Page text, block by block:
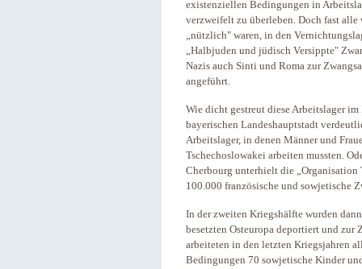
existenziellen Bedingungen in
verzweifelt zu überleben. Doch fast alle
„nützlich" waren, in den
„Halbjuden und jüdisch Versippte"
Nazis auch Sinti und Roma zur
angeführt.
Wie dicht gestreut diese Arbeitslager
bayerischen Landeshauptstadt
Arbeitslager, in denen Männer und
Tschechoslowakei arbeiten mussten.
Cherbourg unterhielt die „Organisation
100.000 französische und sowjetische
In der zweiten Kriegshälfte wurden
besetzten Osteuropa deportiert und zur
arbeiteten in den letzten Kriegsjahren
Bedingungen 70 sowjetische Kinder